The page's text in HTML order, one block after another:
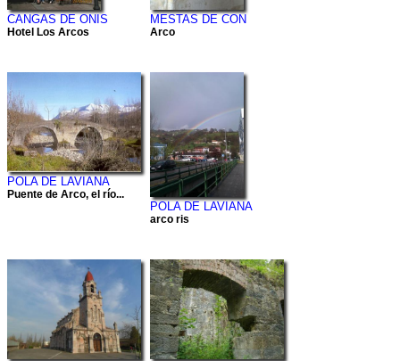
CANGAS DE ONIS
Hotel Los Arcos
MESTAS DE CON
Arco
POLA DE LAVIANA
Puente de Arco, el río...
POLA DE LAVIANA
arco ris